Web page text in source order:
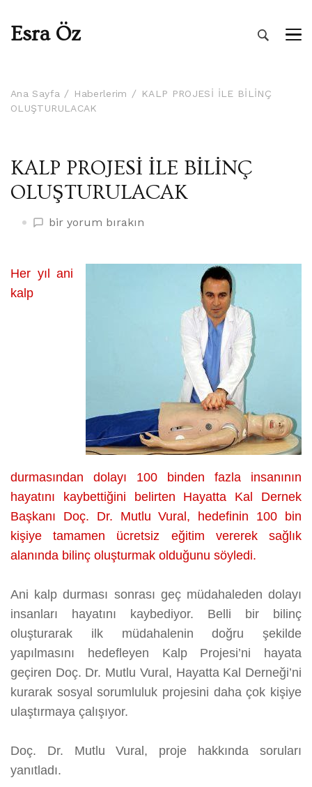
Esra Öz
Ana Sayfa Haberlerim
KALP PROJESİ İLE BİLİNÇ
OLUŞTURULACAK
KALP PROJESİ İLE BİLİNÇ
OLUŞTURULACAK
KALP
BİLİNÇ
bir yorum bırakın
Her yıl ani
kalp
durmasından dolayı 100 binden fazla insanının
hayatını kaybettiğini belirten Hayatta Kal Dernek
Başkanı Doç. Dr. Mutlu Vural, hedefinin 100 bin
kişiye tamamen ücretsiz eğitim vererek sağlık
alanında bilinç oluşturmak olduğunu söyledi.
Ani kalp durması sonrası geç müdahaleden dolayı
insanları hayatını kaybediyor. Belli bir bilinç
oluşturarak ilk müdahalenin doğru şekilde
yapılmasını hedefleyen Kalp Projesi’ni hayata
geçiren Doç. Dr. Mutlu Vural, Hayatta Kal Derneği’ni
kurarak sosyal sorumluluk projesini daha çok kişiye
ulaştırmaya çalışıyor.
Doç. Dr. Mutlu Vural, proje hakkında soruları
yanıtladı.